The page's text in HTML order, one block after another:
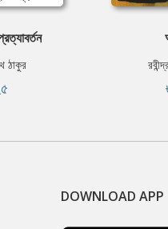
ঠাকুর
DOWNLOAD APP